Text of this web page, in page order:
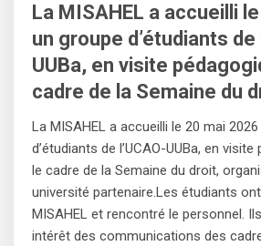
La MISAHEL a accueilli
un groupe d’étudiants de
UUBa, en visite
cadre de la Semaine du
La MISAHEL a accueilli le 20 mai
d’étudiants de l’UCAO-UUBa, en
le cadre de la Semaine du droit,
université partenaire.Les étudiants
MISAHEL et rencontré le personnel.
intérêt des communications des